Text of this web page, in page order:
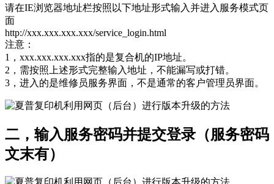
请在IE浏览器地址栏按照以下地址形式输入并进入服务模式页
面
http://xxx.xxx.xxx.xxx/service_login.html
注意：
1，xxx.xxx.xxx.xxx指的是复合机的IP地址。
2，需按照上述形式完整输入地址，不能漏写或打错。
3，进入的是维修员服务界面，不是通常的客户管理员界面。
二，输入服务密码并提交登录（服务密码
文末有）